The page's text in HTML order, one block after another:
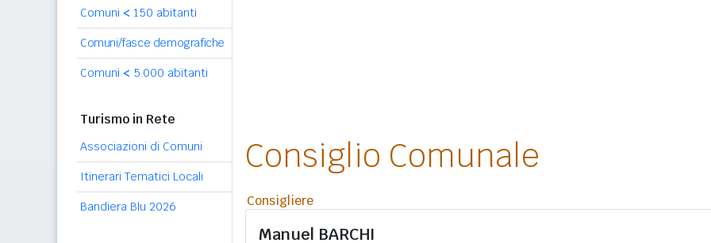
Comuni < 150 abitanti
Comuni/fasce demografiche
Comuni < 5.000 abitanti
Turismo in Rete
Associazioni di Comuni
Itinerari Tematici Locali
Bandiera Blu 2026
Consiglio Comunale
Consigliere
Manuel BARCHI